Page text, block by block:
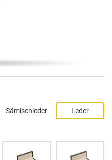
Sämischleder Leder